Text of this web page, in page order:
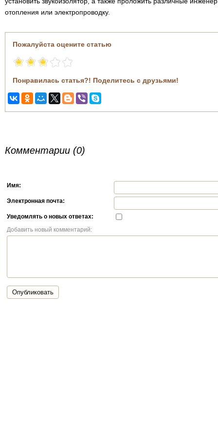
отопления или электропроводку.
Пожалуйста оцените статью
Понравилась статья?! Поделитесь с друзьями!
Комментарии (0)
Имя:
Электронная почта:
Уведомлять о новых ответах:
Добавить новый комментарий:
Опубликовать